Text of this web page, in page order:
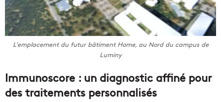
L’emplacement du futur bâtiment Home, au Nord du campus de
Luminy
Immunoscore : un diagnostic affiné pour
des traitements personnalisés